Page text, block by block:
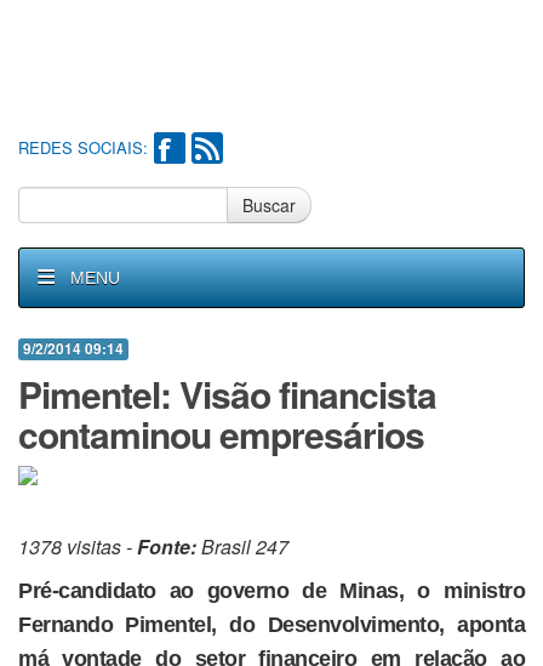
REDES SOCIAIS:
Buscar
MENU
9/2/2014 09:14
Pimentel: Visão financista
contaminou empresários
1378 visitas -Fonte:Brasil 247
Pré-candidato ao governo de Minas, o ministro
Fernando Pimentel, do Desenvolvimento, aponta
má vontade do setor financeiro em relação ao